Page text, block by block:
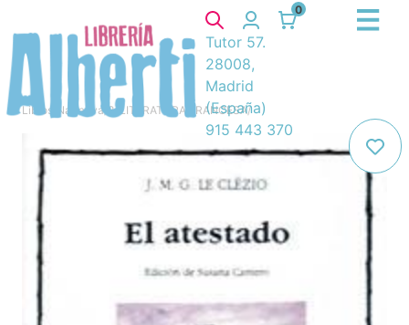
0
Tutor 57.
28008,
Madrid
(España)
915 443 370
Libros Narrativa/ 8. LITERATURA FRANCESA/